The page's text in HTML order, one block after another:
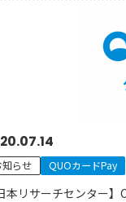
知らせ QUOカードPay
本リサーチセンター